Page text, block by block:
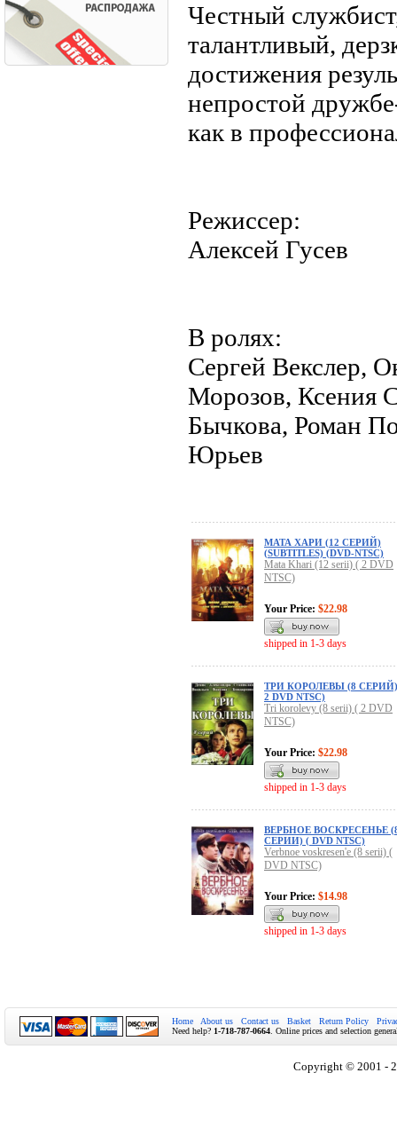
Честный
талантливый,
достижения
непростой
как в
Режиссер:
Алексей Гусев
В ролях:
Сергей Векслер,
Морозов, Ксения
Бычкова, Роман
Юрьев
МАТА ХАРИ (12 СЕРИЙ)
(SUBTITLES) (DVD-NTSC)
Mata Khari (12 serii) ( 2 DVD
NTSC)
Your Price: $22.98
shipped in 1-3 days
ТРИ КОРОЛЕВЫ (8
2 DVD NTSC)
Tri korolevy (8 serii) ( 2 DVD
NTSC)
Your Price: $22.98
shipped in 1-3 days
ВЕРБНОЕ ВОСКРЕСЕНЬЕ
СЕРИИ) ( DVD NTSC)
Verbnoe voskresen'e (8 serii) (
DVD NTSC)
Your Price: $14.98
shipped in 1-3 days
Home About us Contact us Basket Return Policy
Need help? 1-718-787-0664 . Online prices and selection
Copyright © 2001 -